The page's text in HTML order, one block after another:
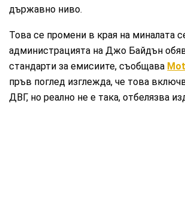
държавно ниво.
Това се промени в края на миналата
администрацията на Джо Байдън
стандарти за емисиите, съобщава
пръв поглед изглежда, че това
ДВГ, но реално не е така, отбелязва